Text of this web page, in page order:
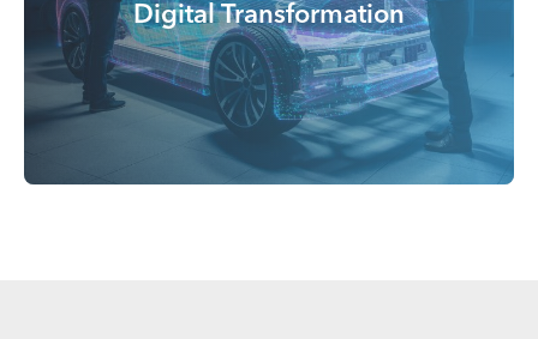
Digital Transformation